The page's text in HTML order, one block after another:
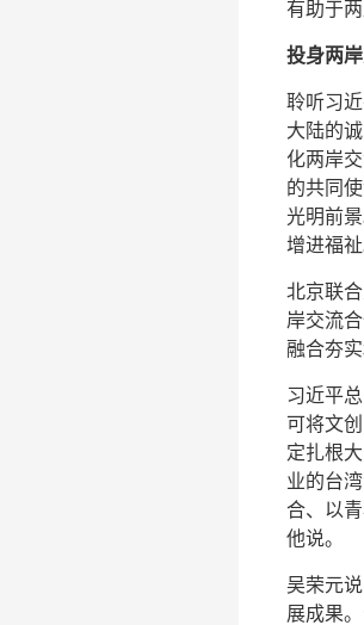
有助于
投身两
聆听习
大陆的
化两岸
的共同
光明前
增进福祉
北京联
岸交流
融合夯
习近平
可将文
定扎根
业的台
合、以
他说。
吴荣元
展成果